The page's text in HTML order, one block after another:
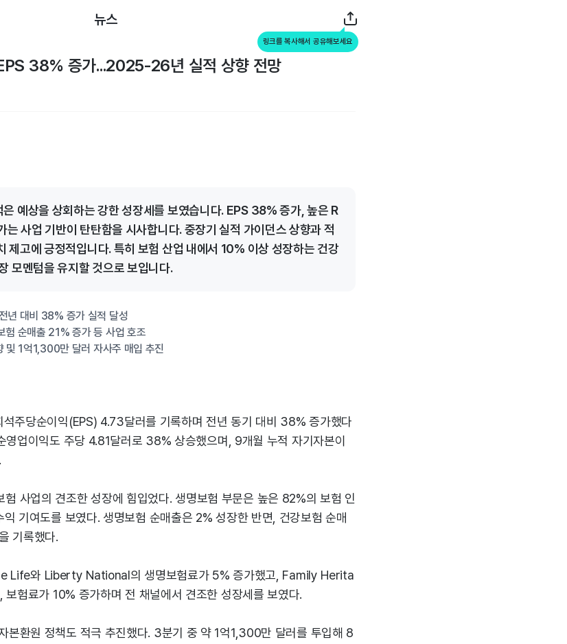
뉴스
링크를 복사해서 공유해보세요
38% 증가...2025-26년 실적 상향 전망
예상을 상회하는 강한 성장세를 보였습니다. EPS 38% 증가, 높은 R
는 사업 기반이 탄탄함을 시사합니다. 중장기 실적 가이던스 상향과 적
제고에 긍정적입니다. 특히 보험 산업 내에서 10% 이상 성장하는 건강
모멘텀을 유지할 것으로 보입니다.
년 대비 38% 증가 실적 달성
순매출 21% 증가 등 사업 호조
1억1,300만 달러 자사주 매입 추진
주당순이익(EPS) 4.73달러를 기록하며 전년 동기 대비 38% 증가했다
영업이익도 주당 4.81달러로 38% 상승했으며, 9개월 누적 자기자본이
험 사업의 견조한 성장에 힘입었다. 생명보험 부문은 높은 82%의 보험 인
기여도를 보였다. 생명보험 순매출은 2% 성장한 반면, 건강보험 순매
기록했다.
Life와 Liberty National의 생명보험료가 5% 증가했고, Family Herita
험료가 10% 증가하며 전 채널에서 견조한 성장세를 보였다.
본환원 정책도 적극 추진했다. 3분기 중 약 1억1,300만 달러를 투입해 8